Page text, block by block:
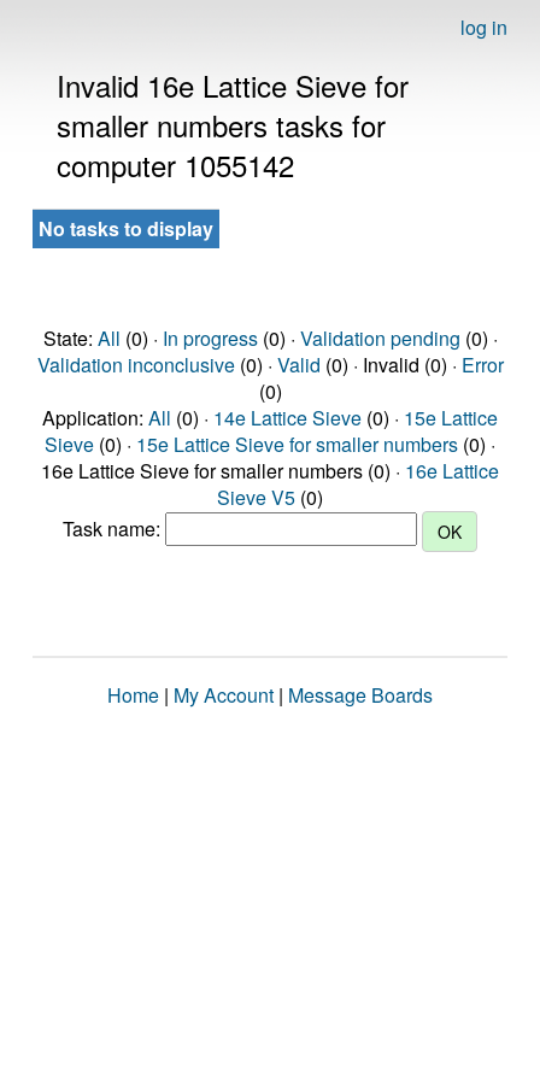
log in
Invalid 16e Lattice Sieve for
smaller numbers tasks for
computer 1055142
No tasks to display
State: All (0) · In progress(0) · Validation pending (0) ·
Validation inconclusive(0) · Valid (0) · Invalid (0) · Error
(0)
Application: All (0) · 14e Lattice Sieve (0) · 15e Lattice
Sieve (0) · 15e Lattice Sieve for smaller numbers (0) ·
16e Lattice Sieve for smaller numbers (0) · 16e Lattice
Sieve V5 (0)
Task name:
Home | My Account | Message Boards